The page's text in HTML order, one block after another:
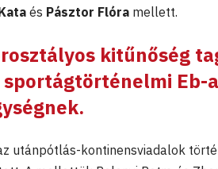
és Pásztor Flóra mellett.
kitűnőség
Eb-
utánpótlás-kontinensviadalok